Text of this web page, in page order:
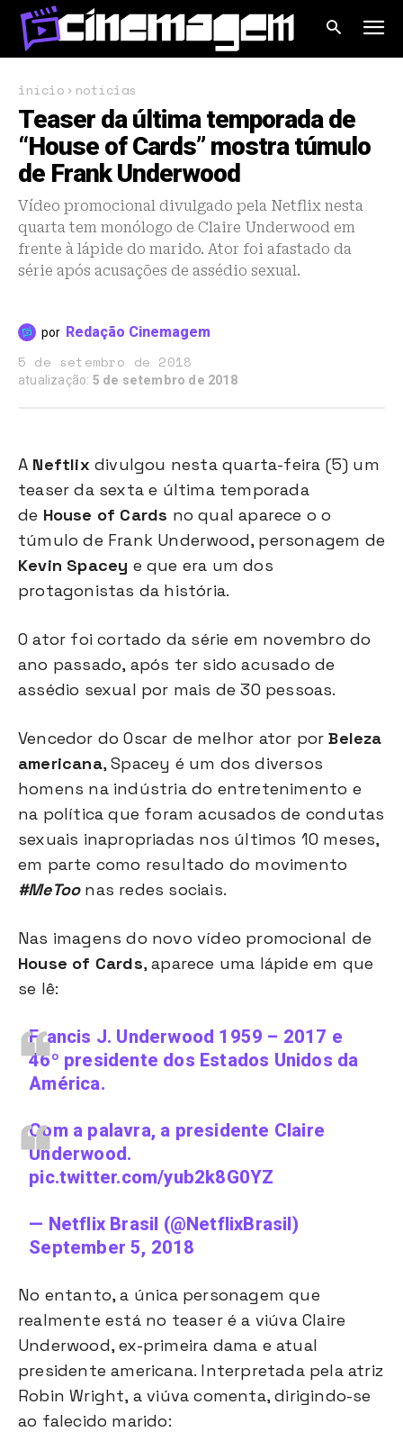
início notícias
Teaser da última temporada de
“House of Cards” mostra túmulo
de Frank Underwood
Vídeo promocional divulgado pela Netflix nesta
quarta tem monólogo de Claire Underwood em
frente à lápide do marido. Ator foi afastado da
série após acusações de assédio sexual.
por Redação Cinemagem
5 de setembro de 2018
atualização: 5 de setembro de 2018
A Neftlix divulgou nesta quarta-feira (5) um
teaser da sexta e última temporada
de House of Cards no qual aparece o o
túmulo de Frank Underwood, personagem de
Kevin Spacey e que era um dos
protagonistas da história.
O ator foi cortado da série em novembro do
ano passado, após ter sido acusado de
assédio sexual por mais de 30 pessoas.
Vencedor do Oscar de melhor ator porBeleza
americana, Spacey é um dos diversos
homens na indústria do entretenimento e
na política que foram acusados de condutas
sexuais inapropriadas nos últimos 10 meses,
em parte como resultado do movimento
#MeToonas redes sociais.
Nas imagens do novo vídeo promocional de
House of Cards, aparece uma lápide em que
se lê:
Francis J. Underwood 1959 – 2017 e
46º presidente dos Estados Unidos da
América.
Com a palavra, a presidente Claire
Underwood.
pic.twitter.com/yub2k8G0YZ
— Netflix Brasil (@NetflixBrasil)
September 5, 2018
No entanto, a única personagem que
realmente está no teaser é a viúva Claire
Underwood, ex-primeira dama e atual
presidente americana. Interpretada pela atriz
Robin Wright, a viúva comenta, dirigindo-se
ao falecido marido: